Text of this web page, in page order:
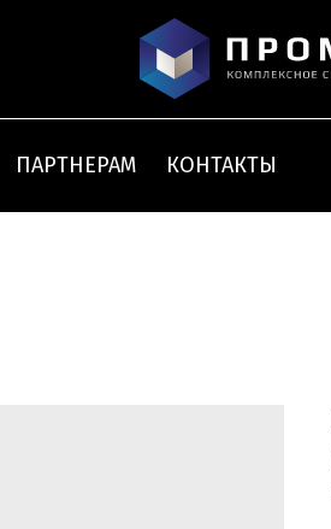
ПАРТНЕРАМ КОНТАКТЫ